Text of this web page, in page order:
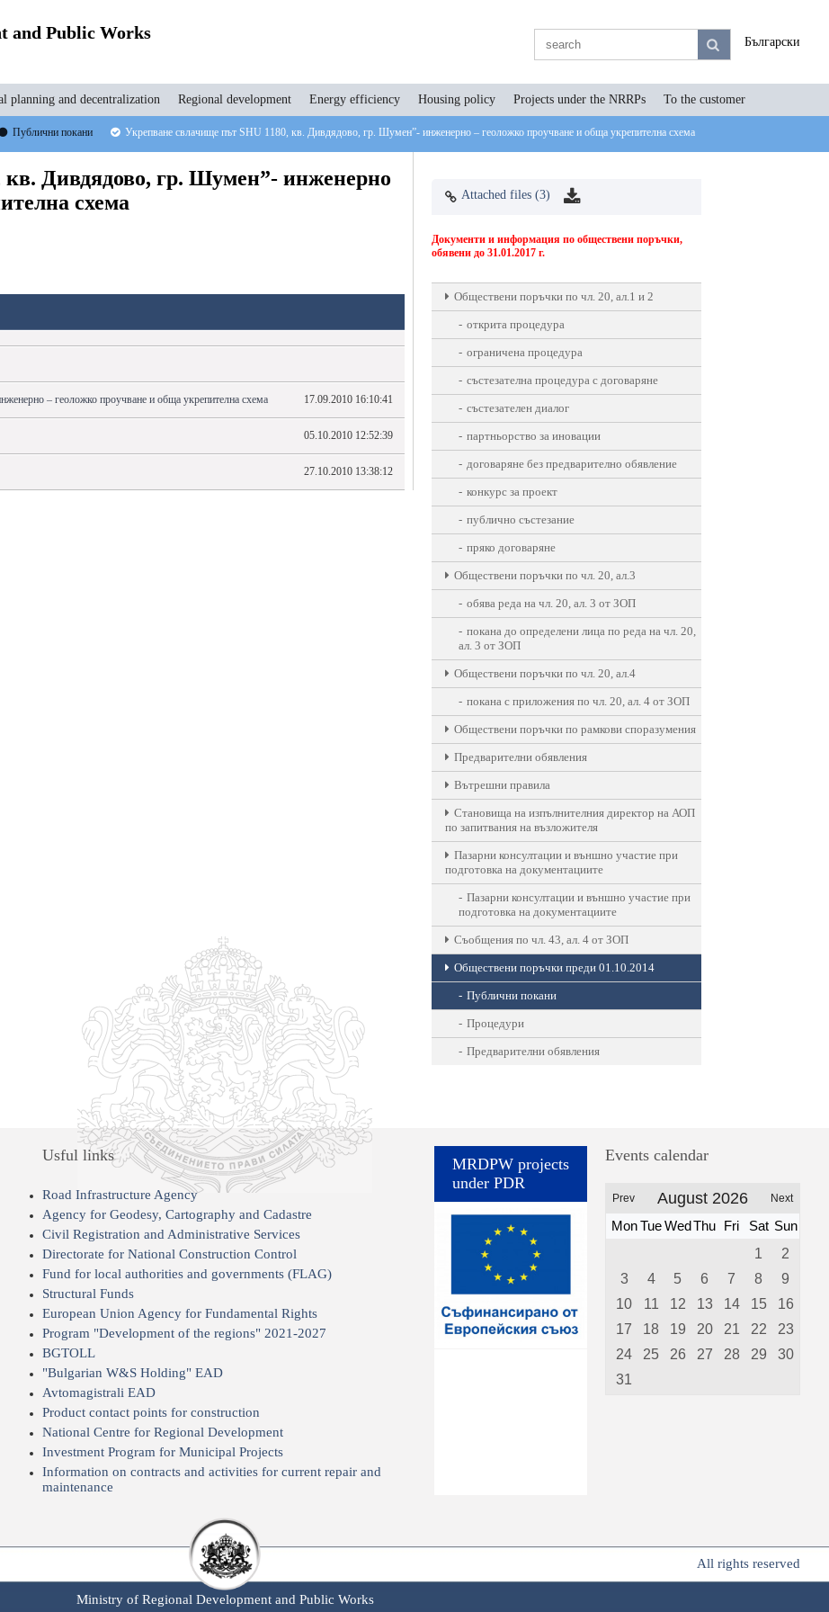
and Public Works Български
planning and decentralization Regional development Energy efficiency Housing policy Projects under the NRRPs To the customer
Публични покани Укрепване свлачище път SHU 1180, кв. Дивдядово, гр. Шумен”- инженерно – геоложко проучване и обща укрепителна схема
Дивдядово, гр. Шумен”- инженерно
схема
– геоложко проучване и обща укрепителна схема 17.09.2010 16:10:41
05.10.2010 12:52:39
27.10.2010 13:38:12
Attached files (3)
Документи и информация по обществени поръчки,
обявени до 31.01.2017 г.
Oбществени поръчки по чл. 20, ал.1 и 2
открита процедура
ограничена процедура
състезателна процедура с договаряне
състезателен диалог
партньорство за иновации
договаряне без предварително обявление
конкурс за проект
публично състезание
пряко договаряне
Oбществени поръчки по чл. 20, ал.3
обява реда на чл. 20, ал. 3 от ЗОП
покана до определени лица по реда на чл. 20,
ал. 3 от ЗОП
Oбществени поръчки по чл. 20, ал.4
покана с приложения по чл. 20, ал. 4 от ЗОП
Обществени поръчки по рамкови споразумения
Предварителни обявления
Вътрешни правила
Становища на изпълнителния директор на АОП
по запитвания на възложителя
Пазарни консултации и външно участие при
подготовка на документациите
Пазарни консултации и външно участие при
подготовка на документациите
Съобщения по чл. 43, ал. 4 от ЗОП
Обществени поръчки преди 01.10.2014
Публични покани
Процедури
Предварителни обявления
Usful links
Road Infrastructure Agency
Agency for Geodesy, Cartography and Cadastre
Civil Registration and Administrative Services
Directorate for National Construction Control
Fund for local authorities and governments (FLAG)
Structural Funds
European Union Agency for Fundamental Rights
Program "Development of the regions" 2021-2027
BGTOLL
"Bulgarian W&S Holding" EAD
Avtomagistrali EAD
Product contact points for construction
National Centre for Regional Development
Investment Program for Municipal Projects
Information on contracts and activities for current repair and
maintenance
MRDPW projects
under PDR
Events calendar
Prev August 2026 Next
Mon TueWedThu Fri Sat Sun
1
2
3
4 5 6 7 8
9
10
11 12 13 14 15
16
17
18 19 20 21 22
23
24
25 26 27 28 29
30
31
All rights reserved
Ministry of Regional Development and Public Works